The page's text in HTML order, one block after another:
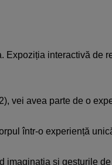
. Expoziția interactivă de
vei avea parte de o
într-o experiență
imaginația și gesturile de